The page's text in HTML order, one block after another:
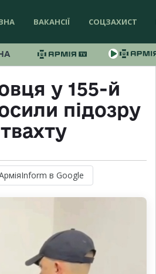
ВАКАНСІЇ СОЦЗАХИСТ
у 155-й
підозру
в Google